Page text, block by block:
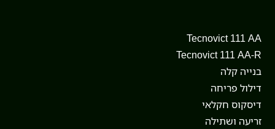
Tecnovict 111 AA
Tecnovict 111 AA-R
בנייה קלה
דילול פריחה
דיסקוס חקלאי
זריעה ושתילה